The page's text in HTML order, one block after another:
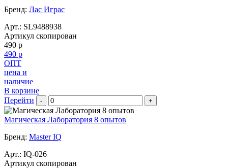
Бренд: Лас Играс
Арт.: SL9488938
Артикул скопирован
490 р
490 р
ОПТ
цена и
наличие
В корзине
Перейти
- +
Магическая Лаборатория 8 опытов
Бренд: Master IQ
Арт.: IQ-026
Артикул скопирован